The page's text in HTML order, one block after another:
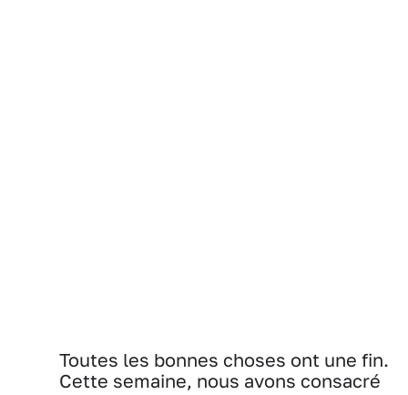
Toutes les bonnes choses ont une fin.
Cette semaine, nous avons consacré